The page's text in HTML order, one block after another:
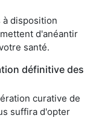
disposition
d'anéantir
santé.
définitive des
curative de
suffira d'opter